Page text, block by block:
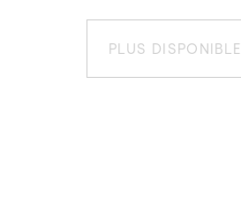
PLUS DISPONIBLE